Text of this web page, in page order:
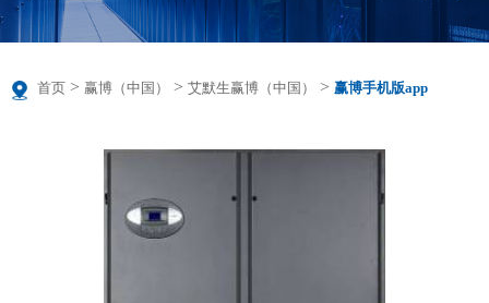
首页> 赢博（中国） > 艾默生赢博（中国） > 赢博手机版app